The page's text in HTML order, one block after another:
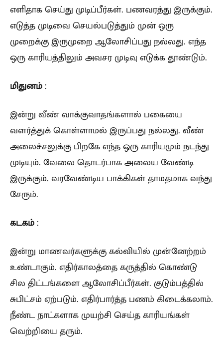
எளிதாக செய்து முடிப்பீர்கள். பணவரத்து இருக்கும்.
எடுத்த முடிவை செயல்படுத்தும் முன் ஒரு
முறைக்கு இருமுறை ஆலோசிப்பது நல்லது. எந்த
ஒரு காரியத்திலும் அவசர முடிவு எடுக்க தூண்டும்.
மிதுனம் :
இன்று வீண் வாக்குவாதங்களால் பகையை
வளர்த்துக் கொள்ளாமல் இருப்பது நல்லது. வீண்
அலைச்சலுக்கு பிறகே எந்த ஒரு காரியமும் நடந்து
முடியும். வேலை தொடர்பாக அலைய வேண்டி
இருக்கும். வரவேண்டிய பாக்கிகள் தாமதமாக வந்து
சேரும்.
கடகம் :
இன்று மாணவர்களுக்கு கல்வியில் முன்னேற்றம்
உண்டாகும். எதிர்காலத்தை கருத்தில் கொண்டு
சில திட்டங்களை ஆலோசிப்பீர்கள். குடும்பத்தில்
சுபிட்சம் ஏற்படும். எதிர்பார்த்த பணம் கிடைக்கலாம்.
நீண்ட நாட்களாக முயற்சி செய்த காரியங்கள்
வெற்றியை தரும்.